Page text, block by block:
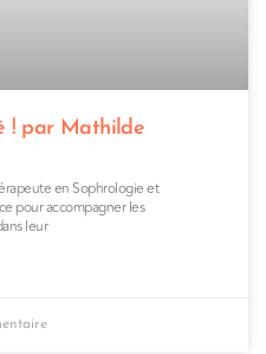
! par Mathilde
en Sophrologie et
pour accompagner les
leur